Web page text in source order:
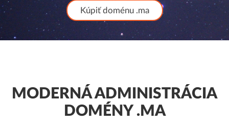
Kúpiť doménu .ma
MODERNÁ ADMINISTRÁCIA
DOMÉNY .MA